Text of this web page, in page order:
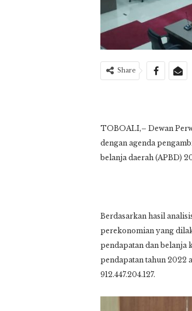
Share
TOBOALI,– Dewan
dengan agenda
belanja daerah (APBD)
Berdasarkan hasil
perekonomian yang
pendapatan dan belanja
pendapatan tahun 2022
912.447.204.127.